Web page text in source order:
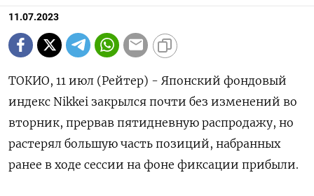
11.07.2023
ТОКИО, 11 июл (Рейтер) - Японский фондовый
индекс Nikkei закрылся почти без изменений во
вторник, прервав пятидневную распродажу, но
растерял большую часть позиций, набранных
ранее в ходе сессии на фоне фиксации прибыли.